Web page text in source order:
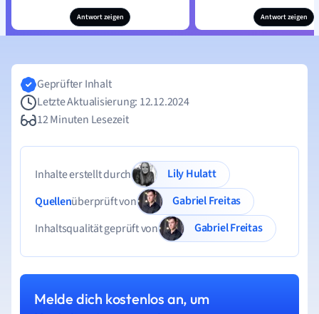
Antwort zeigen Antwort zeigen
Geprüfter Inhalt
Letzte Aktualisierung: 12.12.2024
12 Minuten Lesezeit
Inhalte erstellt durch
Lily Hulatt
Quellenüberprüft von
Gabriel Freitas
Inhaltsqualität geprüft von
Gabriel Freitas
Melde dich kostenlos an, um